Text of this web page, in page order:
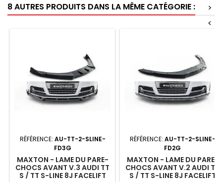
8 AUTRES PRODUITS DANS LA MÊME CATÉGORIE :
>
<
RÉFÉRENCE: AU-TT-2-SLINE-
FD3G
MAXTON - LAME DU PARE-
CHOCS AVANT V.3 AUDI TT
S / TT S-LINE 8J FACELIFT
RÉFÉRENCE: AU-TT-2-SLINE-
FD2G
MAXTON - LAME DU PARE-
CHOCS AVANT V.2 AUDI TT
S / TT S-LINE 8J FACELIFT